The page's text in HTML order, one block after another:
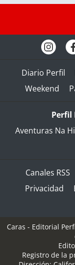
Diario Perfil
Weekend
Perfil
Aventuras Na
Canales RSS
Privacidad
Caras - Editorial
Registro de la